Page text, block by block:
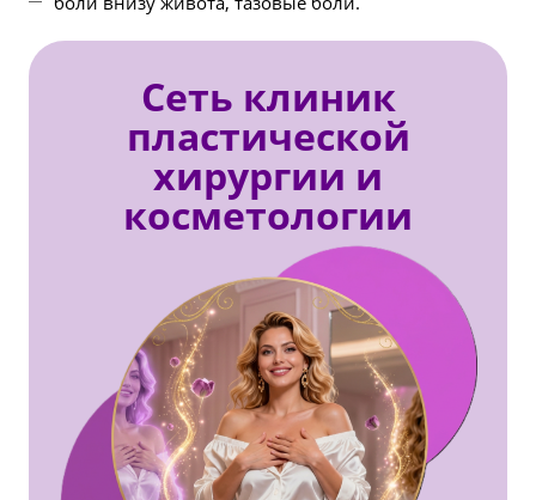
Сеть клиник
пластической
хирургии и
косметологии